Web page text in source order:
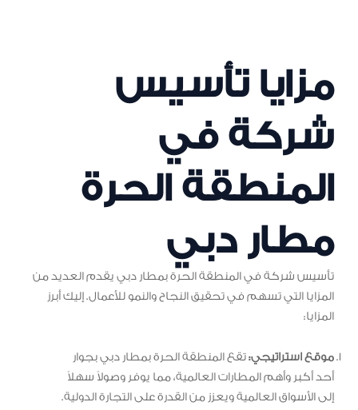
مزايا تأسيس
شركة في
المنطقة الحرة
مطار دبي
تأسيس شركة في المنطقة الحرة بمطار دبي يقدم العديد من
المزايا التي تسهم في تحقيق النجاح والنمو للأعمال. إليك أبرز
المزايا:
موقع استراتيجي:تقع المنطقة الحرة بمطار دبي بجوار
أحد أكبر وأهم المطارات العالمية، مما يوفر وصولاً سهلاً
إلى الأسواق العالمية ويعزز من القدرة على التجارة الدولية.